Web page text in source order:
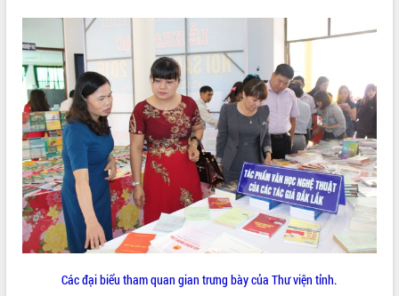
LIÊN KẾT WEB
THỐNG KÊ TRUY CẬP
Các đại biểu tham quan gian trưng bày của Thư viện tỉnh.